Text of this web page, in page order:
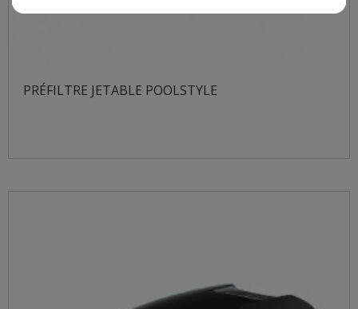
PRÉFILTRE JETABLE POOLSTYLE